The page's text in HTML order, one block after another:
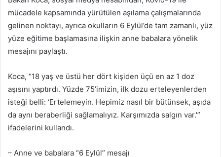
mücadele kapsamında yürütülen aşılama çalışmalarında
gelinen noktayı, ayrıca okulların 6 Eylül’de tam zamanlı, yüz
yüze eğitime başlamasına ilişkin anne babalara yönelik
mesajını paylaştı.
Koca, “18 yaş ve üstü her dört kişiden üçü en az 1 doz
aşısını yaptırdı. Yüzde 75’imizin, ilk dozu erteleyenlerden
isteği belli: ‘Ertelemeyin. Hepimiz nasıl bir bütünsek, aşıda
da aynı beraberliği sağlamalıyız. Karşımızda salgın var.'”
ifadelerini kullandı.
– Anne ve babalara “6 Eylül” mesajı